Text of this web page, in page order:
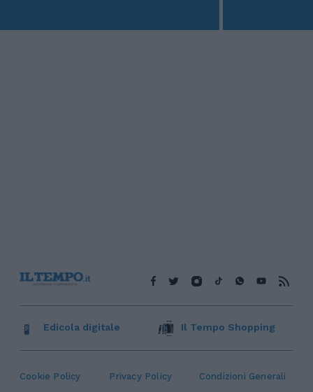
Cookie Policy Privacy Policy Condizioni Generali
Edicola digitale Il Tempo Shopping